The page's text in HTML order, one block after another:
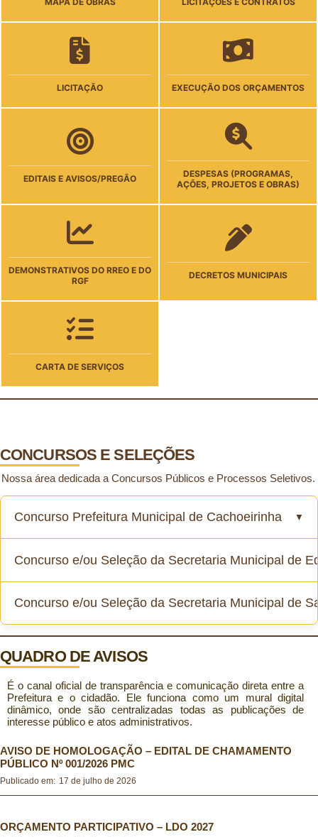
LICITAÇÃO EXECUÇÃO DOS ORÇAMENTOS
EDITAIS E AVISOS/PREGÃO
DESPESAS (PROGRAMAS,
AÇÕES, PROJETOS E OBRAS)
DEMONSTRATIVOS DO RREO E DO
RGF
DECRETOS MUNICIPAIS
CARTA DE SERVIÇOS
CONCURSOS E SELEÇÕES
Nossa área dedicada a Concursos Públicos e Processos Seletivos.
Concurso Prefeitura Municipal de Cachoeirinha
Concurso Público 2022
Concurso Público 2014
Concurso e/ou Seleção da Secretaria Municipal de
Seleção Simplificada Função de Diretor Escolar e Diretor
Adjunto Escolar 2025
Programa Brasil Alfabetizado 2025
Seleção Simplificada Gestores Escolares 2023
Programa Mais Alfabetização 2019
Programa Mais Alfabetização 2018
Seleção Simplificada Educação 2022
Concurso e/ou Seleção da Secretaria Municipal de
Seleção Simplificada Saúde 2022
Seleção Simplificada Saúde 2019
Seleção Simplificada Saúde 2017
QUADRO DE AVISOS
É o canal oficial de transparência e comunicação direta entre a
Prefeitura e o cidadão. Ele funciona como um mural digital
dinâmico, onde são centralizadas todas as publicações de
interesse público e atos administrativos.
AVISO DE HOMOLOGAÇÃO – EDITAL DE CHAMAMENTO
PÚBLICO Nº 001/2026 PMC
Publicado em: 17 de julho de 2026
ORÇAMENTO PARTICIPATIVO – LDO 2027